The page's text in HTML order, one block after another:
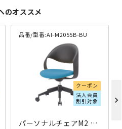
のオススメ
品番/型番:AI-M2055B-BU
クーポン
法人会員
割引対象
パーソナルチェアM2 W605×D570×H855-960 ブルー
chevron_right